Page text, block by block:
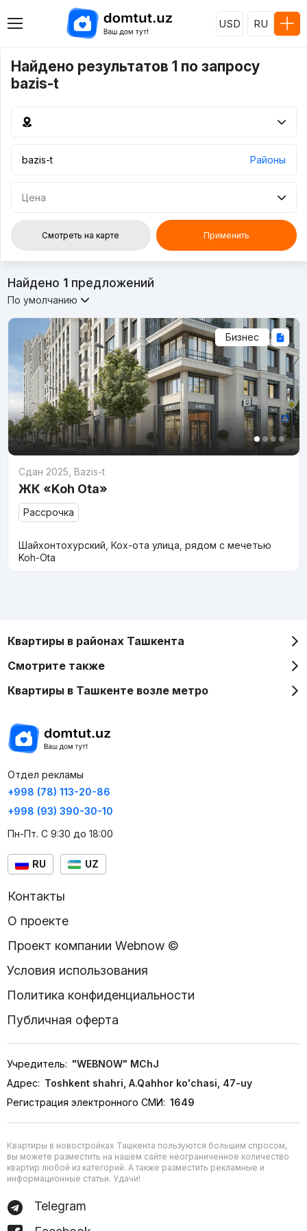
USD RU
Найдено результатов 1 по запросу
bazis-t
Районы
Цена
Смотреть на карте Применить
Найдено 1предложений
По умолчанию
Бизнес
Сдан 2025 Bazis-t
ЖК «Koh Ota»
Рассрочка
Шайхонтохурский, Кох-ота улица, рядом с мечетью
Koh-Ota
Квартиры в районах Ташкента
Смотрите также
Квартиры в Ташкенте возле метро
Отдел рекламы
+998 (78) 113-20-86
+998 (93) 390-30-10
Пн-Пт. С 9:30 до 18:00
RU UZ
Контакты
О проекте
Проект компании Webnow ©
Условия использования
Политика конфиденциальности
Публичная оферта
Учредитель: "WEBNOW" MChJ
Адрес: Toshkent shahri, A.Qahhor ko'chasi, 47-uy
Регистрация электронного СМИ: 1649
Квартиры в новостройках Ташкента пользуются большим спросом,
вы можете разместить на нашем сайте неограниченное количество
квартир любой из категорий. А также разместить рекламные и
информационные статьи. Удачи!
Telegram